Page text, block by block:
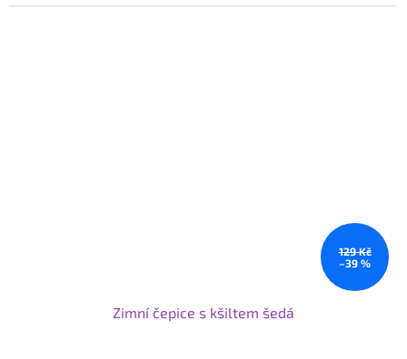
129 Kč
–39 %
Zimní čepice s kšiltem šedá